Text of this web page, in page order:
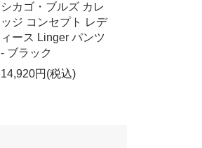
シカゴ・ブルズ カレ
ッジ コンセプト レデ
ィース Linger パンツ
- ブラック
14,920円(税込)